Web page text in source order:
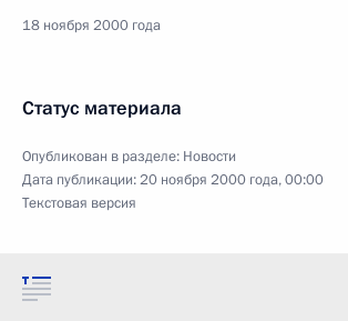
18 ноября 2000 года
Статус материала
Опубликован в разделе: Новости
Дата публикации:20 ноября 2000 года, 00:00
Текстовая версия